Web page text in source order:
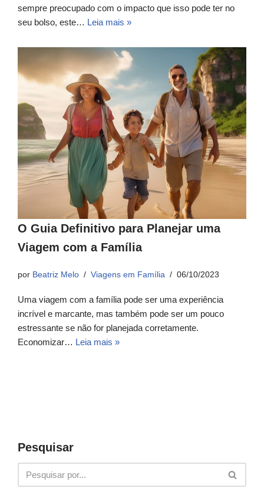
sempre preocupado com o impacto que isso pode ter no
seu bolso, este… Leia mais »
O Guia Definitivo para Planejar uma
Viagem com a Família
por Beatriz Melo Viagens em Família 06/10/2023
Uma viagem com a família pode ser uma experiência
incrível e marcante, mas também pode ser um pouco
estressante se não for planejada corretamente.
Economizar… Leia mais »
Pesquisar